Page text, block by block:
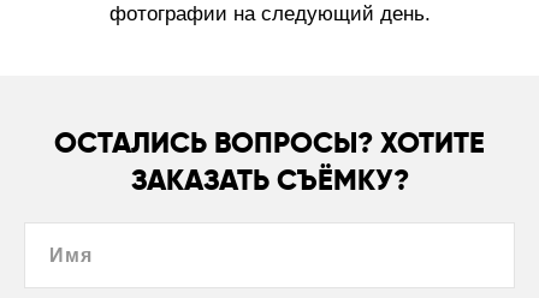
фотографии на следующий день.
ОСТАЛИСЬ ВОПРОСЫ? ХОТИТЕ
ЗАКАЗАТЬ СЪЁМКУ?
Имя